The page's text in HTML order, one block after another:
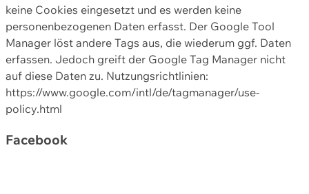
keine Cookies eingesetzt und es werden keine
personenbezogenen Daten erfasst. Der Google Tool
Manager löst andere Tags aus, die wiederum ggf. Daten
erfassen. Jedoch greift der Google Tag Manager nicht
auf diese Daten zu. Nutzungsrichtlinien:
https://www.google.com/intl/de/tagmanager/use-
policy.html
Facebook